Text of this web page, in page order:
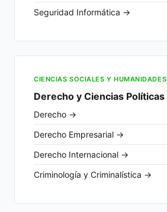
Seguridad Informática →
CIENCIAS SOCIALES Y HUMANIDADES
Derecho y Ciencias Políticas
Derecho →
Derecho Empresarial →
Derecho Internacional →
Criminología y Criminalística →